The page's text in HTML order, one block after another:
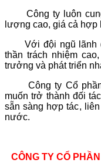
Công ty luôn cung
lượng cao, giá cả hợp
Với đội ngũ lãnh
thần trách nhiệm
trưởng và phát triển
Công ty Cổ phần
muốn trở thành đối
sẵn sàng hợp tác,
nước.
CÔNG TY CỔ